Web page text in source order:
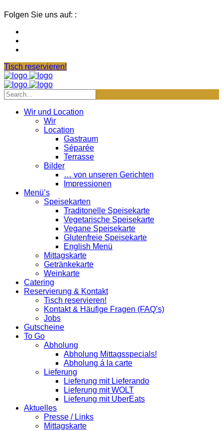
Folgen Sie uns auf: :
Tisch reservieren!
Wir und Location
Wir
Location
Gastraum
Séparée
Terrasse
Bilder
… von unseren Gerichten
Impressionen
Menü’s
Speisekarten
Traditonelle Speisekarte
Vegetarische Speisekarte
Vegane Speisekarte
Glutenfreie Speisekarte
English Menü
Mittagskarte
Getränkekarte
Weinkarte
Catering
Reservierung & Kontakt
Tisch reservieren!
Kontakt & Häufige Fragen (FAQ’s)
Jobs
Gutscheine
To Go
Abholung
Abholung Mittagsspecials!
Abholung á la carte
Lieferung
Lieferung mit Lieferando
Lieferung mit WOLT
Lieferung mit UberEats
Aktuelles
Presse / Links
Mittagskarte